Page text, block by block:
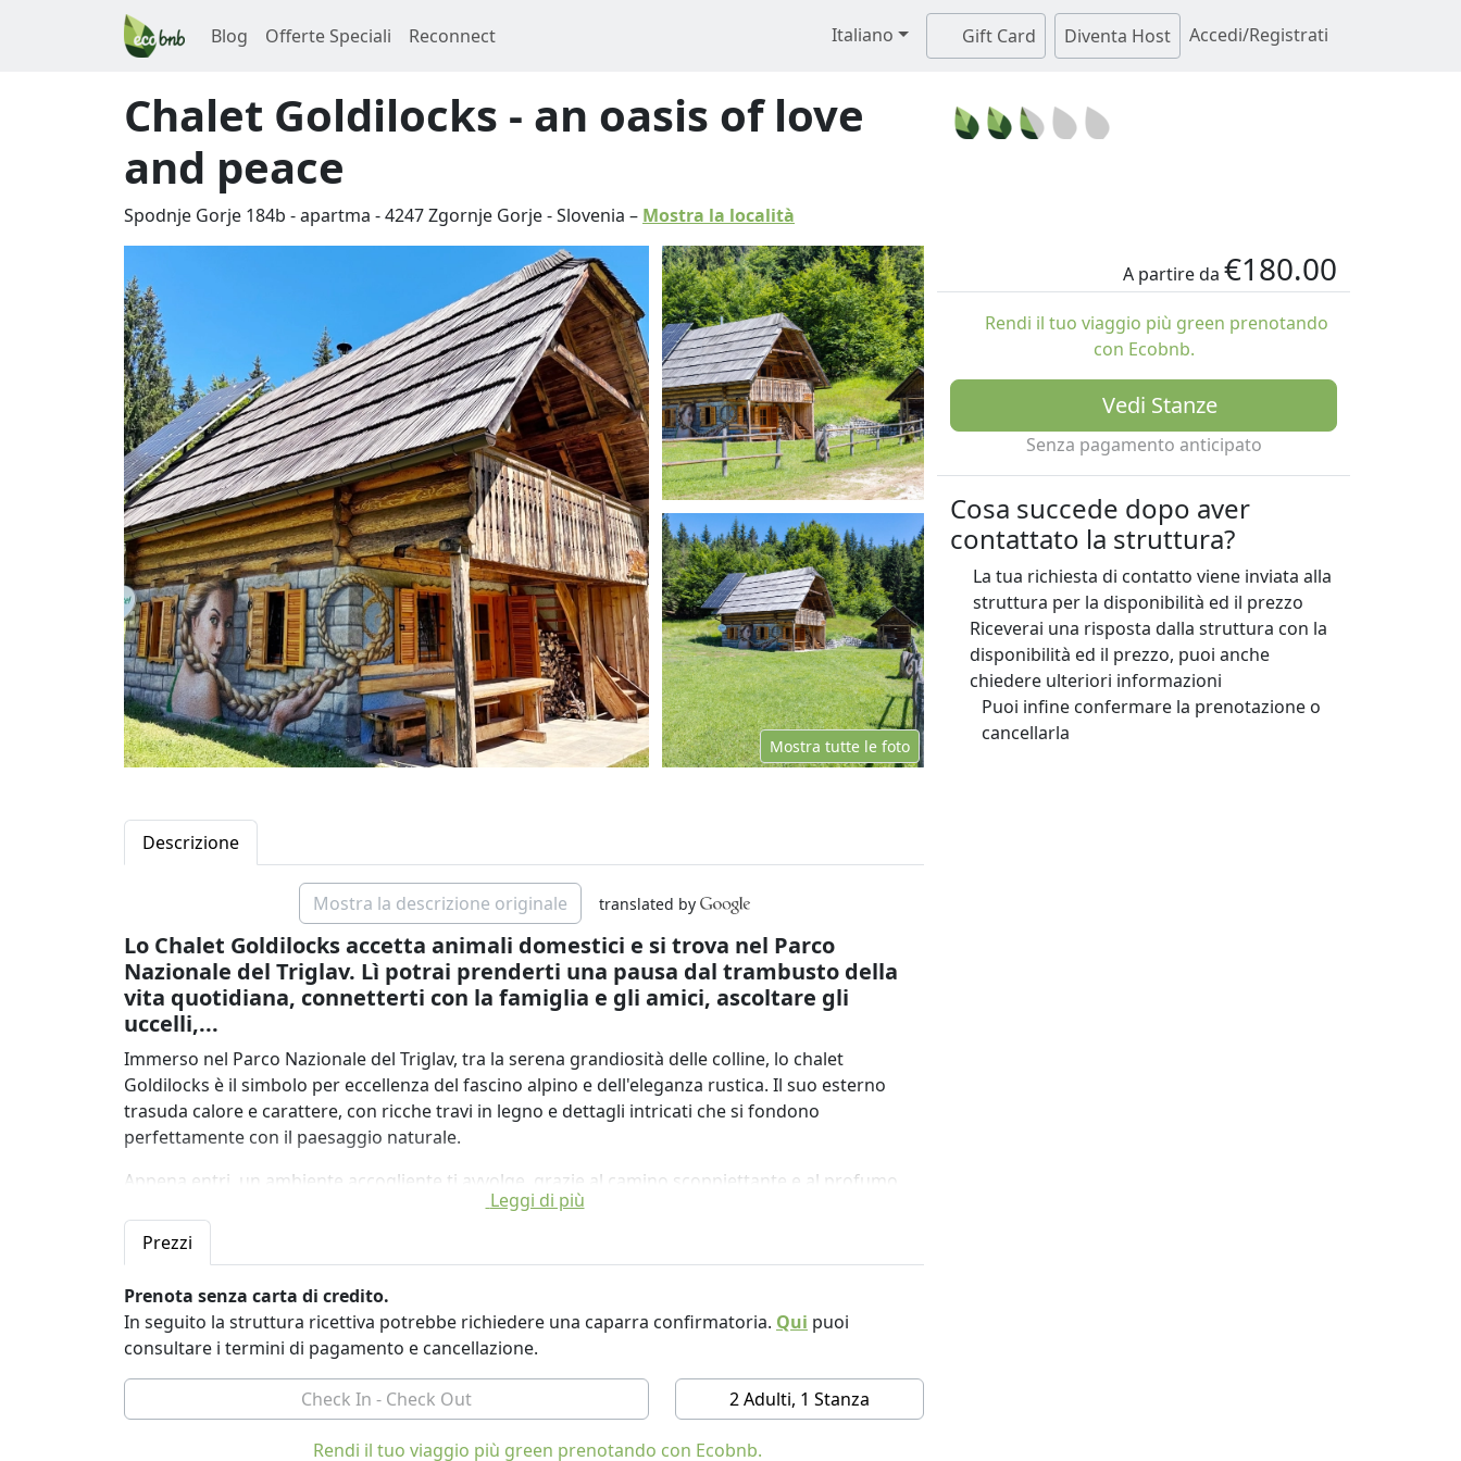
Blog Offerte Speciali Reconnect Italiano Gift Card Diventa Host Accedi/Registrati
Chalet Goldilocks - an oasis of love
and peace
Spodnje Gorje 184b - apartma -4247Zgornje Gorje-Slovenia – Mostra la località
Mostra tutte le foto
Descrizione
Mostra la descrizione originale translated by
Lo Chalet Goldilocks accetta animali domestici e si trova nel Parco
Nazionale del Triglav. Lì potrai prenderti una pausa dal trambusto della
vita quotidiana, connetterti con la famiglia e gli amici, ascoltare gli
uccelli,...
Immerso nel Parco Nazionale del Triglav, tra la serena grandiosità delle colline, lo chalet
Goldilocks è il simbolo per eccellenza del fascino alpino e dell'eleganza rustica. Il suo esterno
trasuda calore e carattere, con ricche travi in legno e dettagli intricati che si fondono
perfettamente con il paesaggio naturale.
Appena entri, un ambiente accogliente ti avvolge, grazie al camino scoppiettante e al profumo
terroso del legno invecchiato. Il design degli interni riflette una fusione armoniosa tra l'estetica
alpina tradizionale e i comfort moderni. I soffitti a volta svettano in alto, ornati da travi a vista che
conferiscono un senso di spaziosità all'accogliente rifugio. Gli arredi morbidi e lussuosi ti
invitano ad sprofondare nel loro abbraccio, mentre guardi attraverso la finestra o
semplicemente riposi per un po'.
Gli spazi abitativi sono pensati per il relax, con ampie aree salotto perfette per condividere storie
e risate con i propri cari. Una cucina ben attrezzata invita all'esplorazione culinaria, dotata di
elettrodomestici all'avanguardia.
Leggi di più
Prezzi
Prenota senza carta di credito.
In seguito la struttura ricettiva potrebbe richiedere una caparra confirmatoria. Qui puoi
consultare i termini di pagamento e cancellazione.
2 Adulti, 1 Stanza
Rendi il tuo viaggio più green prenotando con Ecobnb.
A partire da €180.00
Rendi il tuo viaggio più green prenotando
con Ecobnb.
Vedi Stanze
Senza pagamento anticipato
Cosa succede dopo aver
contattato la struttura?
La tua richiesta di contatto viene inviata alla
struttura per la disponibilità ed il prezzo
Riceverai una risposta dalla struttura con la
disponibilità ed il prezzo, puoi anche
chiedere ulteriori informazioni
Puoi infine confermare la prenotazione o
cancellarla